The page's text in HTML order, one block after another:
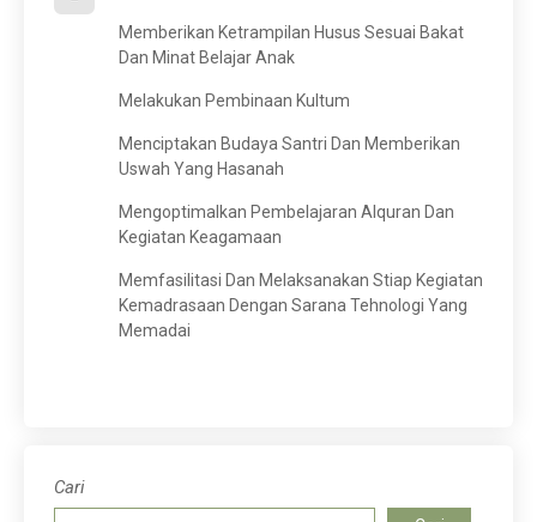
Memberikan Ketrampilan Husus Sesuai Bakat
Dan Minat Belajar Anak
Melakukan Pembinaan Kultum
Menciptakan Budaya Santri Dan Memberikan
Uswah Yang Hasanah
Mengoptimalkan Pembelajaran Alquran Dan
Kegiatan Keagamaan
Memfasilitasi Dan Melaksanakan Stiap Kegiatan
Kemadrasaan Dengan Sarana Tehnologi Yang
Memadai
Cari